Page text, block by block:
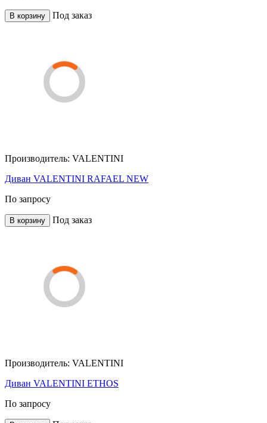
В корзину Под заказ
Производитель: VALENTINI
Диван VALENTINI RAFAEL NEW
По запросу
В корзину Под заказ
Производитель: VALENTINI
Диван VALENTINI ETHOS
По запросу